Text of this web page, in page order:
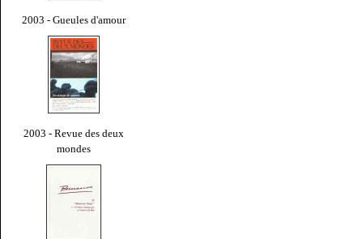
2003 - Gueules d'amour
2003 - Revue des deux
mondes